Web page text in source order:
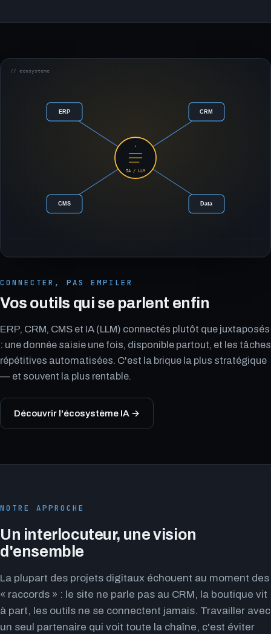
CONNECTER, PAS EMPILER
Vos outils qui se parlent enfin
ERP, CRM, CMS et IA (LLM) connectés plutôt que juxtaposés
: une donnée saisie une fois, disponible partout, et les tâches
répétitives automatisées. C'est la brique la plus stratégique
— et souvent la plus rentable.
Découvrir l'écosystème IA →
NOTRE APPROCHE
Un interlocuteur, une vision
d'ensemble
La plupart des projets digitaux échouent au moment des
« raccords » : le site ne parle pas au CRM, la boutique vit
à part, les outils ne se connectent jamais. Travailler avec
un seul partenaire qui voit toute la chaîne, c'est éviter